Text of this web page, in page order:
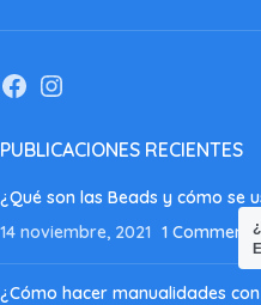
PUBLICACIONES RECIENTES
¿Qué son las Beads y cómo se
14 noviembre, 2021 1 Comment
¿Cómo hacer manualidades